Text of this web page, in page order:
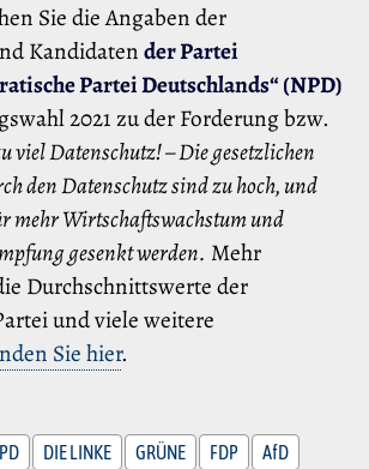
Sie die Angaben der
Kandidatender Partei
Partei Deutschlands“ (NPD)
2021 zu der Forderung bzw.
viel Datenschutz! – Die gesetzlichen
den Datenschutz sind zu hoch, und
mehr Wirtschaftswachstum und
gesenkt werden. Mehr
Durchschnittswerte der
und viele weitere
Sie hier.
DIE LINKE GRÜNE FDP AfD